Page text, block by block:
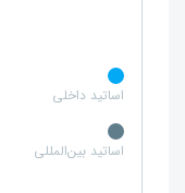
اساتید داخلی
اساتید بین‌المللی